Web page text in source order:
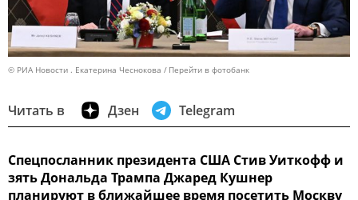
© РИА Новости . Екатерина Чеснокова Перейти в фотобанк
Читать в Дзен Telegram
Спецпосланник президента США Стив Уиткофф и
зять Дональда Трампа Джаред Кушнер
планируют в ближайшее время посетить Москву